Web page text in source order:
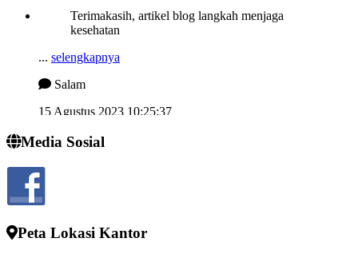
Terimakasih, artikel blog langkah menjaga
kesehatan
selengkapnya
Salam
15 Agustus 2023 10:25:37
Media Sosial
Peta Lokasi Kantor